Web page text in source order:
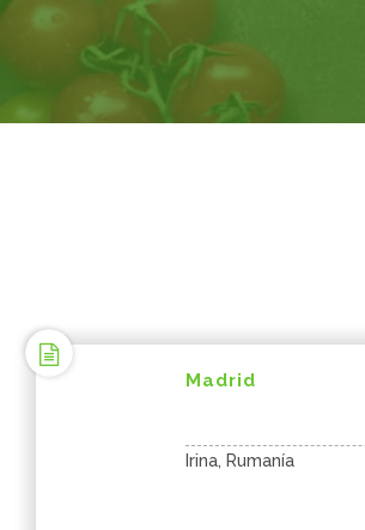
Madrid
Irina, Rumanía